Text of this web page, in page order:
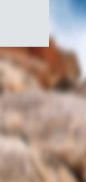
Symbole
du
Canada